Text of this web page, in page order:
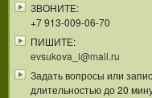
ЗВОНИТЕ:
+7 913-009-06-70
ПИШИТЕ:
evsukova_l@mail.ru
Задать вопросы или
длительностью до 20